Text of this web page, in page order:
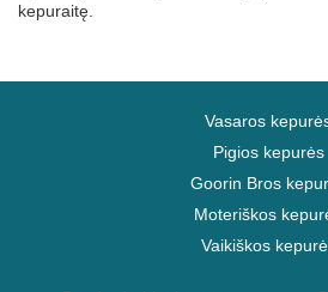
kepuraitę.
Vasaros
Pigios kepurės
Goorin Bros
Moteriškos
Vaikiškos